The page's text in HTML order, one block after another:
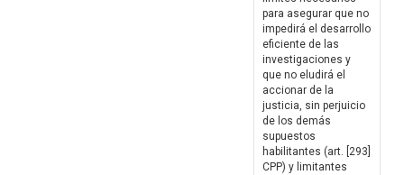
para asegurar que no
impedirá el desarrollo
eficiente de las
investigaciones y
que no eludirá el
accionar de la
justicia, sin perjuicio
de los demás
supuestos
habilitantes (art. [293]
CPP) y limitantes